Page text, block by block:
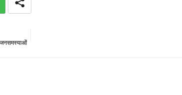
जनसमस्याओं